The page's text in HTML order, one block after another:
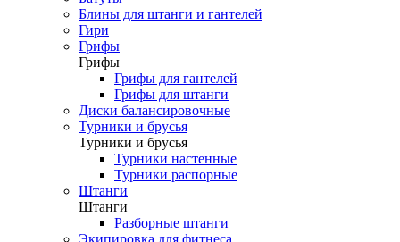
Блины для штанги и гантелей
Гири
Грифы
Грифы
Грифы для гантелей
Грифы для штанги
Диски балансировочные
Турники и брусья
Турники и брусья
Турники настенные
Турники распорные
Штанги
Штанги
Разборные штанги
Экипировка для фитнеса